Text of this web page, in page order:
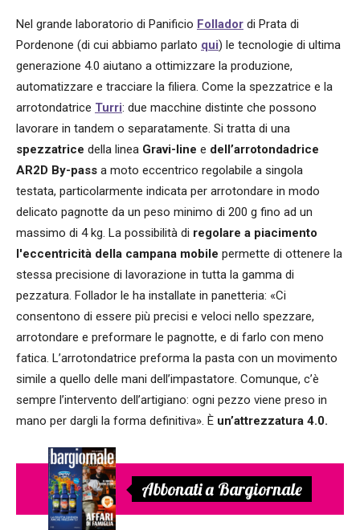
Nel grande laboratorio di Panificio Follador di Prata di
Pordenone (di cui abbiamo parlato qui) le tecnologie di ultima
generazione 4.0 aiutano a ottimizzare la produzione,
automatizzare e tracciare la filiera. Come la spezzatrice e la
arrotondatrice Turri: due macchine distinte che possono
lavorare in tandem o separatamente. Si tratta di una
spezzatrice della linea Gravi-line e dell’arrotondadrice
AR2D By-pass a moto eccentrico regolabile a singola
testata, particolarmente indicata per arrotondare in modo
delicato pagnotte da un peso minimo di 200 g fino ad un
massimo di 4 kg. La possibilità di regolare a piacimento
l'eccentricità della campana mobile permette di ottenere la
stessa precisione di lavorazione in tutta la gamma di
pezzatura. Follador le ha installate in panetteria: «Ci
consentono di essere più precisi e veloci nello spezzare,
arrotondare e preformare le pagnotte, e di farlo con meno
fatica. L’arrotondatrice preforma la pasta con un movimento
simile a quello delle mani dell’impastatore. Comunque, c’è
sempre l’intervento dell’artigiano: ogni pezzo viene preso in
mano per dargli la forma definitiva». È un’attrezzatura 4.0.
Abbonati a Bargiornale